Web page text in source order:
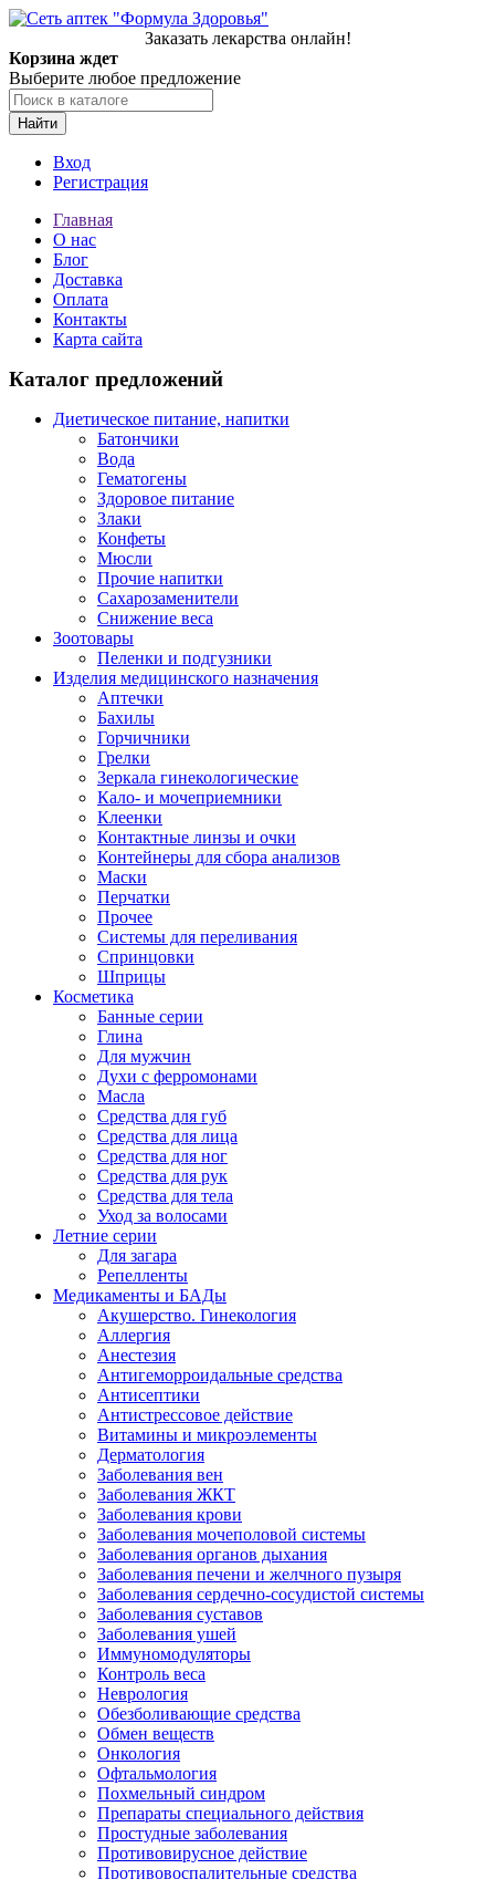
Заказать лекарства онлайн!
Корзина ждет
Выберите любое предложение
Найти
Вход
Регистрация
Главная
О нас
Блог
Доставка
Оплата
Контакты
Карта сайта
Каталог предложений
Диетическое питание, напитки
Батончики
Вода
Гематогены
Здоровое питание
Злаки
Конфеты
Мюсли
Прочие напитки
Сахарозаменители
Снижение веса
Зоотовары
Пеленки и подгузники
Изделия медицинского назначения
Аптечки
Бахилы
Горчичники
Грелки
Зеркала гинекологические
Кало- и мочеприемники
Клеенки
Контактные линзы и очки
Контейнеры для сбора анализов
Маски
Перчатки
Прочее
Системы для переливания
Спринцовки
Шприцы
Косметика
Банные серии
Глина
Для мужчин
Духи с ферромонами
Масла
Средства для губ
Средства для лица
Средства для ног
Средства для рук
Средства для тела
Уход за волосами
Летние серии
Для загара
Репелленты
Медикаменты и БАДы
Акушерство. Гинекология
Аллергия
Анестезия
Антигеморроидальные средства
Антисептики
Антистрессовое действие
Витамины и микроэлементы
Дерматология
Заболевания вен
Заболевания ЖКТ
Заболевания крови
Заболевания мочеполовой системы
Заболевания органов дыхания
Заболевания печени и желчного пузыря
Заболевания сердечно-сосудистой системы
Заболевания суставов
Заболевания ушей
Иммуномодуляторы
Контроль веса
Неврология
Обезболивающие средства
Обмен веществ
Онкология
Офтальмология
Похмельный синдром
Препараты специального действия
Простудные заболевания
Противовирусное действие
Противовоспалительные средства